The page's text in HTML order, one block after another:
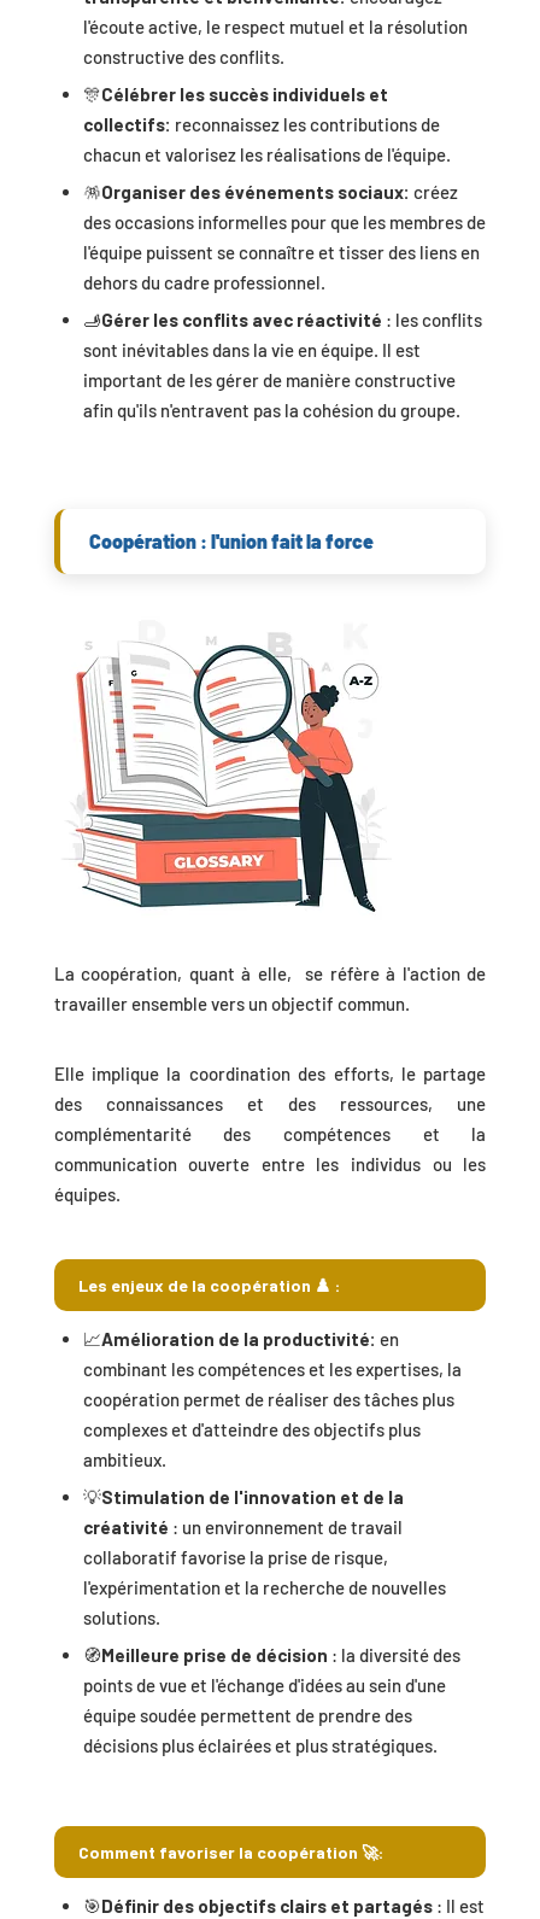
l'écoute active, le respect mutuel et la résolution
constructive des conflits.
🎊Célébrer les succès individuels et
collectifs: reconnaissez les contributions de
chacun et valorisez les réalisations de l'équipe.
🪅Organiser des événements sociaux: créez
des occasions informelles pour que les membres de
l'équipe puissent se connaître et tisser des liens en
dehors du cadre professionnel.
🫸Gérer les conflits avec réactivité : les conflits
sont inévitables dans la vie en équipe. Il est
important de les gérer de manière constructive
afin qu'ils n'entravent pas la cohésion du groupe.
Coopération : l'union fait la force
La coopération, quant à elle, se réfère à l'action de
travailler ensemble vers un objectif commun.
Elle implique la coordination des efforts, le partage
des connaissances et des ressources, une
complémentarité des compétences et la
communication ouverte entre les individus ou les
équipes.
Les enjeux de la coopération ♟️ :
📈Amélioration de la productivité: en
combinant les compétences et les expertises, la
coopération permet de réaliser des tâches plus
complexes et d'atteindre des objectifs plus
ambitieux.
💡Stimulation de l'innovation et de la
créativité : un environnement de travail
collaboratif favorise la prise de risque,
l'expérimentation et la recherche de nouvelles
solutions.
🧭Meilleure prise de décision : la diversité des
points de vue et l'échange d'idées au sein d'une
équipe soudée permettent de prendre des
décisions plus éclairées et plus stratégiques.
Comment favoriser la coopération 🚀:
🎯Définir des objectifs clairs et partagés : Il est